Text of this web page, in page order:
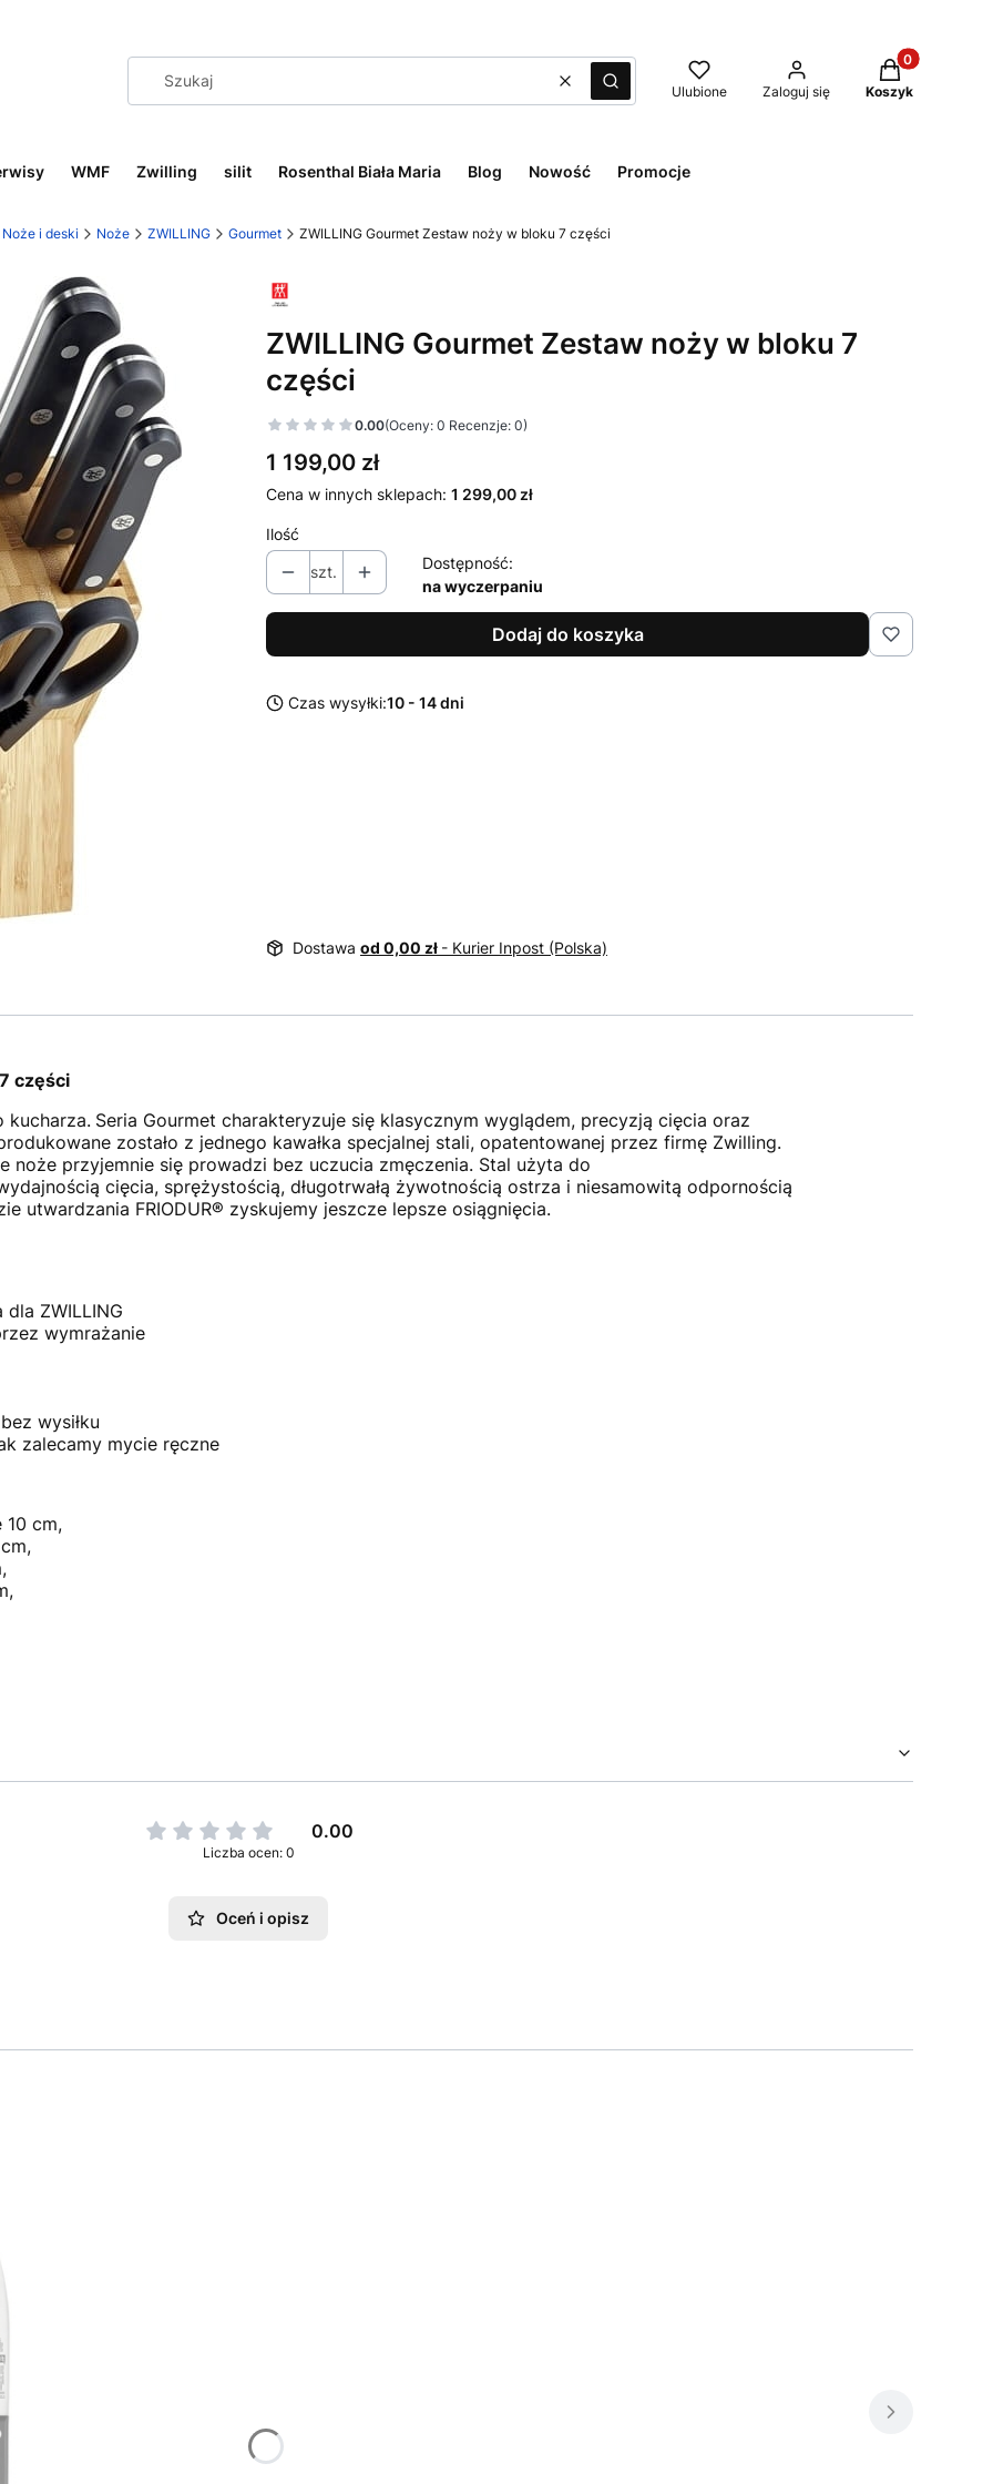
WyczyśćSzukaj Ulubione Zaloguj się
Produkty w
Koszyk
WMF Zwilling silit Rosenthal Biała Maria Blog Nowość Promocje
Noże i deski Noże ZWILLING Gourmet ZWILLING Gourmet Zestaw noży w bloku 7 części
ZWILLING Gourmet Zestaw noży w bloku 7
części
0.00(Oceny: 0 Recenzje: 0)
Cena
1 199,00 zł
Cena w innych sklepach: 1 299,00 zł
Ilość
szt.
Dostępność:
na wyczerpaniu
Dodaj do koszyka
Czas wysyłki:10 - 14 dni
Dostawa od 0,00 zł - Kurier Inpost (Polska)
części
kucharza. Seria Gourmet charakteryzuje się klasycznym wyglądem, precyzją cięcia oraz
zostało z jednego kawałka specjalnej stali, opatentowanej przez firmę Zwilling.
noże przyjemnie się prowadzi bez uczucia zmęczenia. Stal użyta do
cięcia, sprężystością, długotrwałą żywotnością ostrza i niesamowitą odpornością
utwardzania FRIODUR® zyskujemy jeszcze lepsze osiągnięcia.
ZWILLING
wymrażanie
wysiłku
zalecamy mycie ręczne
10 cm,
0.00
Liczba ocen: 0
Oceń i opisz